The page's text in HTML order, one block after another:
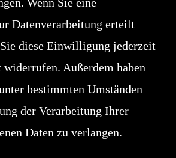
Datenverarbeitung erteilt
diese Einwilligung jederzeit
Außerdem haben
bestimmten Umständen
der Verarbeitung Ihrer
Daten zu verlangen.